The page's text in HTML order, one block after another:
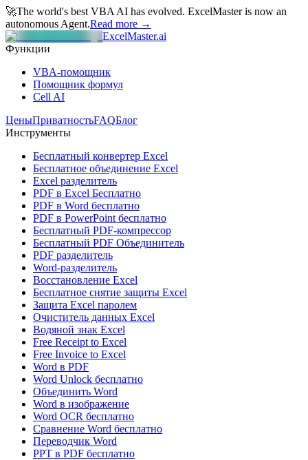
🚀The world's best VBA AI has evolved. ExcelMaster is now an
autonomous Agent.Read more →
ExcelMaster.ai
Функции
VBA-помощник
Помощник формул
Cell AI
ЦеныПриватностьFAQБлог
Инструменты
Бесплатный конвертер Excel
Бесплатное объединение Excel
Excel разделитель
PDF в Excel Бесплатно
PDF в Word бесплатно
PDF в PowerPoint бесплатно
Бесплатный PDF-компрессор
Бесплатный PDF Объединитель
PDF разделитель
Word-разделитель
Восстановление Excel
Бесплатное снятие защиты Excel
Защита Excel паролем
Очиститель данных Excel
Водяной знак Excel
Free Receipt to Excel
Free Invoice to Excel
Word в PDF
Word Unlock бесплатно
Объединить Word
Word в изображение
Word OCR бесплатно
Сравнение Word бесплатно
Переводчик Word
PPT в PDF бесплатно